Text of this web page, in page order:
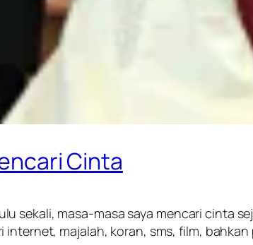
Cinta
sekali, masa-masa saya mencari cinta
internet, majalah, koran, sms, film,